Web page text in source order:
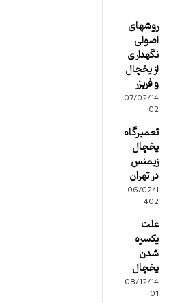
روشهای
اصولی
نگهداری
از یخچال
و فریزر
07/02/14
02
تعمیرگاه
یخچال
زیمنس
در تهران
06/02/1
402
علت
یکسره
شدن
یخچال
08/12/14
01